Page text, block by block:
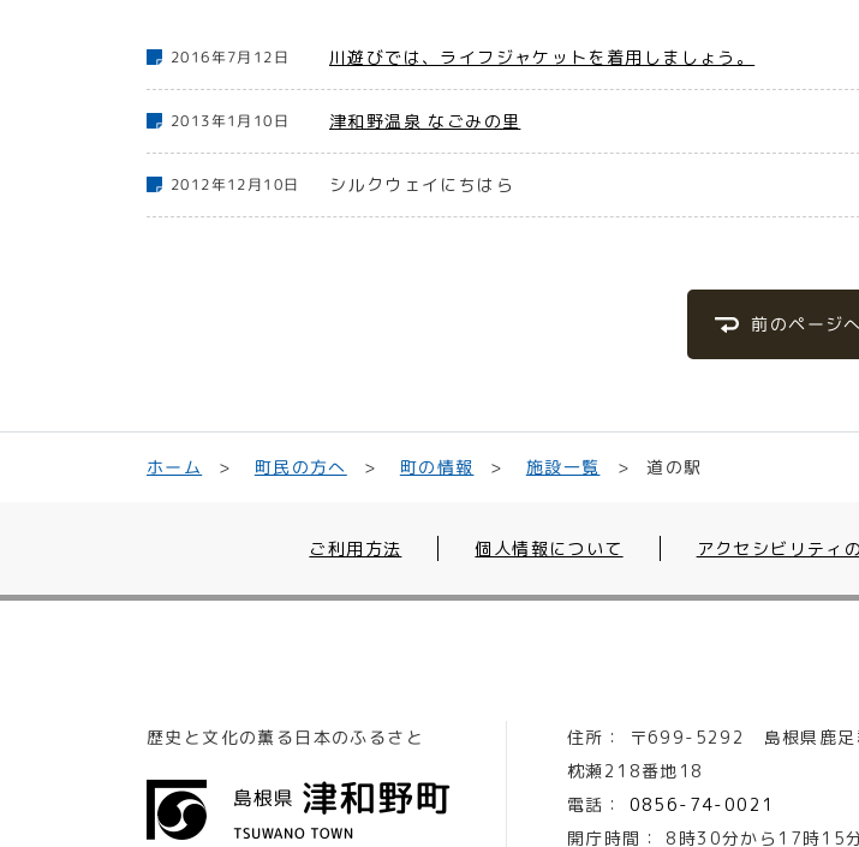
2016年7月12日 川遊びでは、ライフジャケットを着用しましょう。
2013年1月10日 津和野温泉 なごみの里
2012年12月10日 シルクウェイにちはら
前のページ
ホーム 町民の方へ 町の情報 施設一覧 道の駅
ご利用方法 個人情報について アクセシビリティ
歴史と文化の薫る日本のふるさと 住所： 〒699-5292 島根県鹿
枕瀬218番地18
電話：
0856-74-0021
開庁時間：
8時30分から17時15